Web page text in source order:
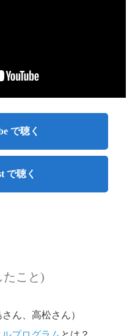
で聴く
で聴く
たこと)
ん、高松さん）